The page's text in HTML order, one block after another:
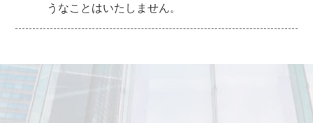
うなことはいたしません。